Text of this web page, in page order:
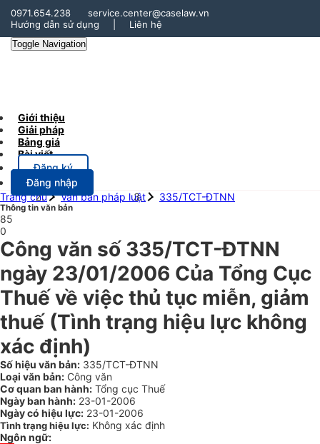
0971.654.238
service.center@caselaw.vn
Hướng dẫn sử dụng
Liên hệ
Toggle Navigation
Giới thiệu
Giải pháp
Bảng giá
Bài viết
Đăng ký
Đăng nhập
Trang chủ
Văn bản pháp luật 335/TCT-ĐTNN
Thông tin văn bản
85
0
Công văn số 335/TCT-ĐTNN
ngày 23/01/2006 Của Tổng Cục
Thuế về việc thủ tục miễn, giảm
thuế (Tình trạng hiệu lực không
xác định)
Số hiệu văn bản: 335/TCT-ĐTNN
Loại văn bản: Công văn
Cơ quan ban hành: Tổng cục Thuế
Ngày ban hành: 23-01-2006
Ngày có hiệu lực: 23-01-2006
Tình trạng hiệu lực: Không xác định
Ngôn ngữ: